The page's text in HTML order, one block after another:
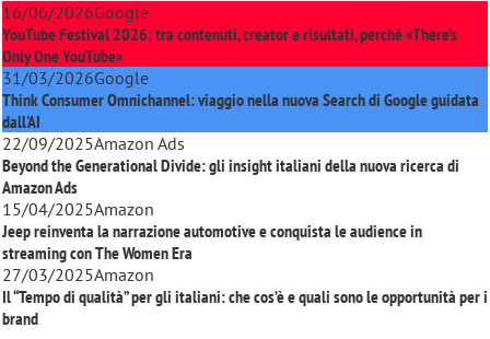
16/06/2026Google
YouTube Festival 2026: tra contenuti, creator e risultati, perché «There’s
Only One YouTube»
31/03/2026Google
Think Consumer Omnichannel: viaggio nella nuova Search di Google guidata
dall'AI
22/09/2025Amazon Ads
Beyond the Generational Divide: gli insight italiani della nuova ricerca di
Amazon Ads
15/04/2025Amazon
Jeep reinventa la narrazione automotive e conquista le audience in
streaming conThe Women Era
27/03/2025Amazon
Il “Tempo di qualità” per gli italiani: che cos’è e quali sono le opportunità per i
brand